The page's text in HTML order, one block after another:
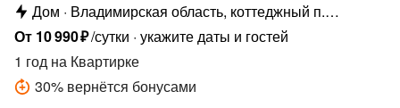
Дом
Владимирская область, коттеджный п.
Сосновые Озёра
От 10990₽/сутки укажите даты и гостей
1 год на Квартирке
30% вернётся бонусами